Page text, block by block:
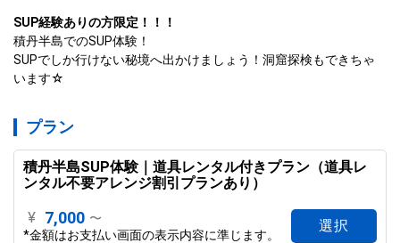
SUP経験ありの方限定！！！
積丹半島でのSUP体験！
SUPでしか行けない秘境へ出かけましょう！洞窟探検もできちゃ
います☆
プラン
積丹半島SUP体験｜道具レンタル付きプラン（道具レ
ンタル不要アレンジ割引プランあり）
¥ 7,000 〜
*金額はお支払い画面の表示内容に準じます。
選択